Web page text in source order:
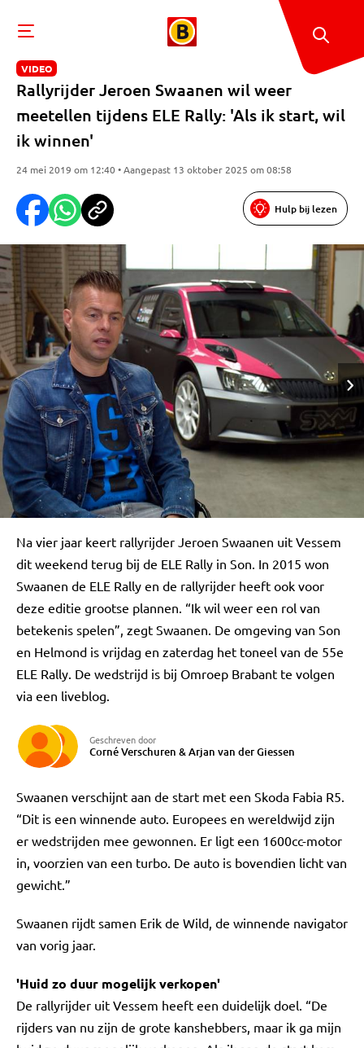
VIDEO
Rallyrijder Jeroen Swaanen wil weer
meetellen tijdens ELE Rally: 'Als ik start, wil
ik winnen'
24 mei 2019 om 12:40 • Aangepast 13 oktober 2025 om 08:58
Hulp bij lezen
Na vier jaar keert rallyrijder Jeroen Swaanen uit Vessem
dit weekend terug bij de ELE Rally in Son. In 2015 won
Swaanen de ELE Rally en de rallyrijder heeft ook voor
deze editie grootse plannen. “Ik wil weer een rol van
betekenis spelen”, zegt Swaanen. De omgeving van Son
en Helmond is vrijdag en zaterdag het toneel van de 55e
ELE Rally. De wedstrijd is bij Omroep Brabant te volgen
via een liveblog.
Geschreven door
Corné Verschuren &Arjan van der Giessen
Swaanen verschijnt aan de start met een Skoda Fabia R5.
“Dit is een winnende auto. Europees en wereldwijd zijn
er wedstrijden mee gewonnen. Er ligt een 1600cc-motor
in, voorzien van een turbo. De auto is bovendien licht van
gewicht.”
Swaanen rijdt samen Erik de Wild, de winnende navigator
van vorig jaar.
'Huid zo duur mogelijk verkopen'
De rallyrijder uit Vessem heeft een duidelijk doel. “De
rijders van nu zijn de grote kanshebbers, maar ik ga mijn